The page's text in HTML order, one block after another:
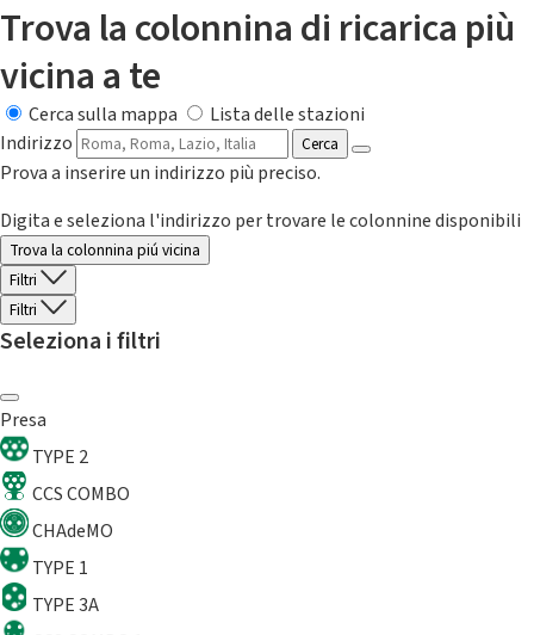
Trova la colonnina di ricarica più
vicina a te
Cerca sulla mappa
Lista delle stazioni
Indirizzo
Cerca
Prova a inserire un indirizzo più preciso.
Digita e seleziona l'indirizzo per trovare le colonnine disponibili
Trova la colonnina piú vicina
Filtri
Filtri
Seleziona i filtri
Presa
TYPE 2
CCS COMBO
CHAdeMO
TYPE 1
TYPE 3A